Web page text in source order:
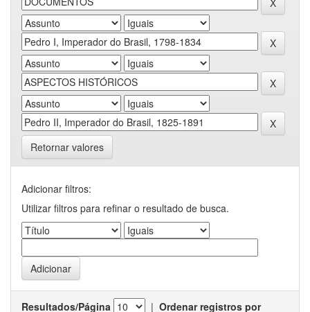
Retornar valores
Adicionar filtros:
Utilizar filtros para refinar o resultado de busca.
Resultados/Página | Ordenar registros por